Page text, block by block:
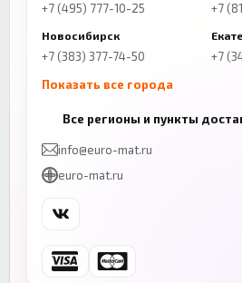
+7 (495) 777-10-25 +7
Новосибирск
+7 (383) 377-74-50
+7
Показать все города
+7 (843) 206-01-30
Челябинск
+7 (343) 300-99-67
Ростов-на-Дону
+7 (863) 333-50-75
Все регионы и пункты
info@euro-mat.ru
euro-mat.ru